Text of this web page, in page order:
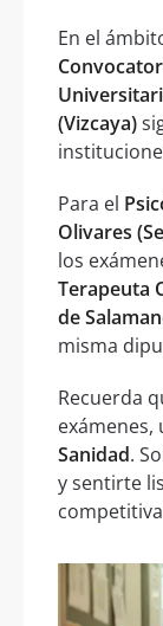
En el
(Vizcaya)
Para el
Olivares
los
Terapeuta
de
misma
Recuerda
exámenes,
Sanidad.
y sentirte